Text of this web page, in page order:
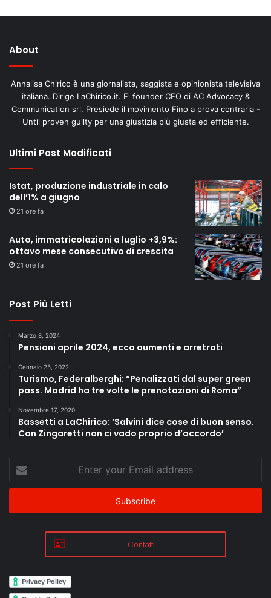
About
Annalisa Chirico è una giornalista, saggista e opinionista televisiva
italiana. Dirige LaChirico.it. E' founder CEO di AC Advocacy &
Communication srl. Presiede il movimento Fino a prova contraria -
Until proven guilty per una giustizia più giusta ed efficiente.
Ultimi Post Modificati
Istat, produzione industriale in calo
dell’1% a giugno
21 ore fa
Auto, immatricolazioni a luglio +3,9%:
ottavo mese consecutivo di crescita
21 ore fa
Post Più Letti
Marzo 8, 2024
Pensioni aprile 2024, ecco aumenti e arretrati
Gennaio 25, 2022
Turismo, Federalberghi: “Penalizzati dal super green
pass. Madrid ha tre volte le prenotazioni di Roma”
Novembre 17, 2020
Bassetti a LaChirico: ‘Salvini dice cose di buon senso.
Con Zingaretti non ci vado proprio d’accordo’
your
Email
Contatti